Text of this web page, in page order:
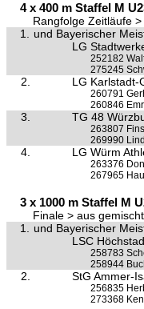
4 x 400 m Staffel M
Rangfolge Zeitläufe
1.
und Bayerischer
LG
252182
275245
2. LG Karlstadt-
260791
260846
3. TG 48
263807
269990
4. LG Würm
263376
267965
3 x 1000 m Staffel M
Finale > aus
1.
und Bayerischer
LSC
258783
258944
2. StG Ammer-
256835
273368